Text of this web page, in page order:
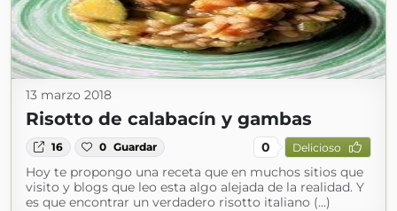
13 marzo 2018
Risotto de calabacín y gambas
16 0 Guardar 0 Delicioso
Hoy te propongo una receta que en muchos sitios que
visito y blogs que leo esta algo alejada de la realidad. Y
es que encontrar un verdadero risotto italiano (...)